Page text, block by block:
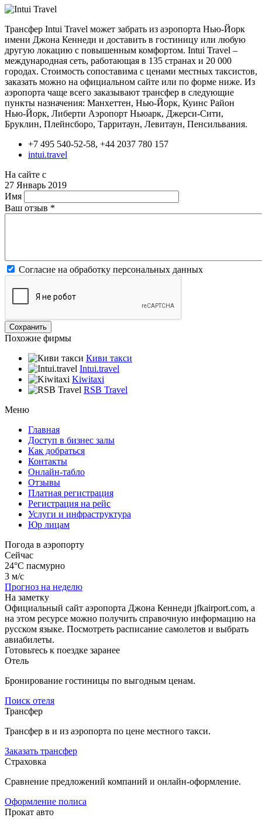
Трансфер Intui Travel может забрать из аэропорта Нью-Йорк
имени Джона Кеннеди и доставить в гостиницу или любую
другую локацию с повышенным комфортом. Intui Travel –
международная сеть, работающая в 135 странах и 20 000
городах. Стоимость сопоставима с ценами местных таксистов,
заказать можно на официальном сайте или по форме ниже. Из
аэропорта чаще всего заказывают трансфер в следующие
пункты назначения: Манхеттен, Нью-Йорк, Куинс Район
Нью-Йорк, Либерти Аэропорт Ньюарк, Джерси-Сити,
Бруклин, Плейнсборо, Тарритаун, Левитаун, Пенсильвания.
+7 495 540-52-58, +44 2037 780 157
intui.travel
На сайте с
27 Январь 2019
Имя
Ваш отзыв *
Согласие на обработку персональных данных
Похожие фирмы
Киви такси
Intui.travel
Kiwitaxi
RSB Travel
Меню
Главная
Доступ в бизнес залы
Как добраться
Контакты
Онлайн-табло
Отзывы
Платная регистрация
Регистрация на рейс
Услуги и инфраструктура
Юр лицам
Погода в аэропорту
Сейчас
24°C пасмурно
3 м/с
Прогноз на неделю
На заметку
Официальный сайт аэропорта Джона Кеннеди jfkairport.com, а
на этом ресурсе можно получить справочную информацию на
русском языке. Посмотреть расписание самолетов и выбрать
авиабилеты.
Готовьтесь к поездке заранее
Отель
Бронирование гостиницы по выгодным ценам.
Поиск отеля
Трансфер
Трансфер в и из аэропорта по цене местного такси.
Заказать трансфер
Страховка
Сравнение предложений компаний и онлайн-оформление.
Оформление полиса
Прокат авто